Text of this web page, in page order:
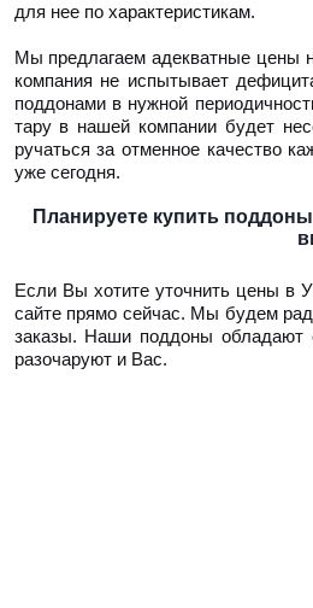
для нее по характеристикам.
Мы предлагаем адекватные цены
компания не испытывает
поддонами в нужной
тару в нашей компании будет
ручаться за отменное качество
уже сегодня.
Планируете купить
Если Вы хотите уточнить цены в
сайте прямо сейчас. Мы будем
заказы. Наши поддоны обладают
разочаруют и Вас.